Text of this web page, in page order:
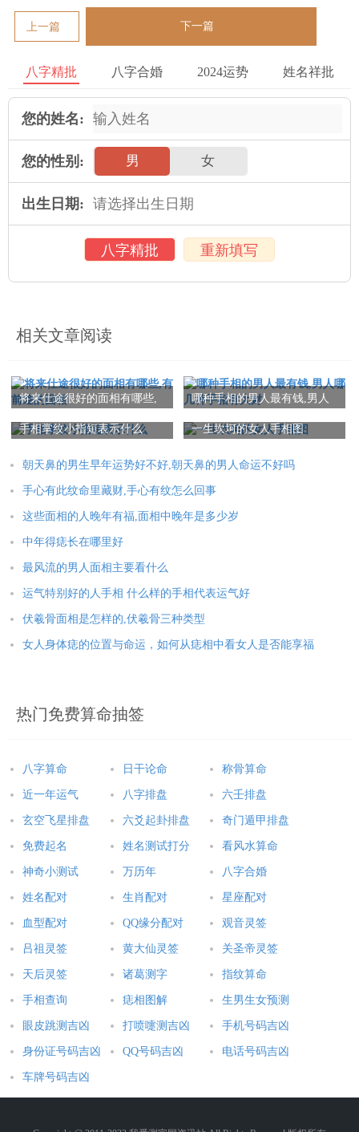
结论
从面相看生育子女的性别，既有科学依据，也有一定的个人主观
素、荷尔蒙水平和生理状态等影响因素所决定。预测生育性别只
是提供了一些参考意见。无论是从个人抱有希望生育男孩或女孩
的角度，还是从遗传交叉、基因多样性方面来考虑，面相只是一
个参考因素，真正的影响因素还需要考虑更多其他因素。
提醒：
者生育专家的意见，并不是通过面相这种方法就可以得出准确的
结果的，千万不要太过于信仰崇拜，给自己带来无谓的扰乱。
本文： 怎么从面相看生育子女的性别,怎样从面相看生男生女
上一篇 下一篇
八字精批 八字合婚 2024运势 姓名祥批
您的姓名:
您的性别: 男 女
出生日期:
八字精批 重新填写
相关文章阅读
将来仕途很好的面相有哪些,
哪种手相的男人最有钱,男人
手相掌纹小指短表示什么
一生坎坷的女人手相图
朝天鼻的男生早年运势好不好,朝天鼻的男人命运不好吗
手心有此纹命里藏财,手心有纹怎么回事
这些面相的人晚年有福,面相中晚年是多少岁
中年得痣长在哪里好
最风流的男人面相主要看什么
运气特别好的人手相 什么样的手相代表运气好
伏羲骨面相是怎样的,伏羲骨三种类型
女人身体痣的位置与命运，如何从痣相中看女人是否能享福
热门免费算命抽签
八字算命 日干论命 称骨算命
近一年运气 八字排盘 六壬排盘
玄空飞星排盘 六爻起卦排盘 奇门遁甲排盘
免费起名 姓名测试打分 看风水算命
神奇小测试 万历年 八字合婚
姓名配对 生肖配对 星座配对
血型配对 QQ缘分配对 观音灵签
吕祖灵签 黄大仙灵签 关圣帝灵签
天后灵签 诸葛测字 指纹算命
手相查询 痣相图解 生男生女预测
眼皮跳测吉凶 打喷嚏测吉凶 手机号码吉凶
身份证号码吉凶 QQ号码吉凶 电话号码吉凶
车牌号码吉凶